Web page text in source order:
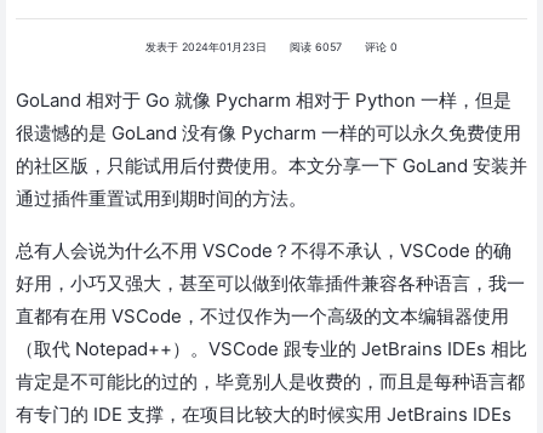
发表于 2024年01月23日 阅读 6057 评论 0
GoLand 相对于 Go 就像 Pycharm 相对于 Python 一样，但是
很遗憾的是 GoLand 没有像 Pycharm 一样的可以永久免费使用
的社区版，只能试用后付费使用。本文分享一下 GoLand 安装并
通过插件重置试用到期时间的方法。
总有人会说为什么不用 VSCode？不得不承认，VSCode 的确
好用，小巧又强大，甚至可以做到依靠插件兼容各种语言，我一
直都有在用 VSCode，不过仅作为一个高级的文本编辑器使用
（取代 Notepad++）。VSCode 跟专业的 JetBrains IDEs 相比
肯定是不可能比的过的，毕竟别人是收费的，而且是每种语言都
有专门的 IDE 支撑，在项目比较大的时候实用 JetBrains IDEs